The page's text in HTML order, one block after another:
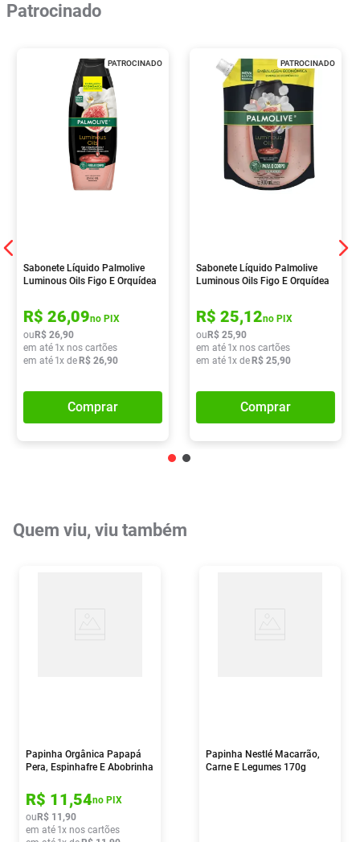
Patrocinado
PATROCINADO
Sabonete Líquido Palmolive
Luminous Oils Figo E Orquídea
R$ 26,09no PIX
ou R$ 26,90
em até 1x nos cartões
em até 1x de R$ 26,90
Comprar
PATROCINADO
Sabonete Líquido Palmolive
Luminous Oils Figo E Orquídea
R$ 25,12no PIX
ou R$ 25,90
em até 1x nos cartões
em até 1x de R$ 25,90
Comprar
Quem viu, viu também
Papinha Orgânica Papapá
Pera, Espinhafre E Abobrinha
R$ 11,54no PIX
ou R$ 11 ,90
em até 1x nos cartões
Papinha Nestlé Macarrão,
Carne E Legumes 170g